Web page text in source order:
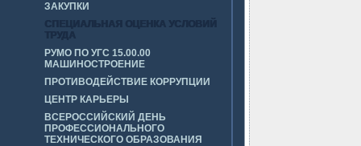
ЗАКУПКИ
СПЕЦИАЛЬНАЯ ОЦЕНКА УСЛОВИЙ
ТРУДА
РУМО ПО УГС 15.00.00
МАШИНОСТРОЕНИЕ
ПРОТИВОДЕЙСТВИЕ КОРРУПЦИИ
ЦЕНТР КАРЬЕРЫ
ВСЕРОССИЙСКИЙ ДЕНЬ
ПРОФЕССИОНАЛЬНОГО
ТЕХНИЧЕСКОГО ОБРАЗОВАНИЯ